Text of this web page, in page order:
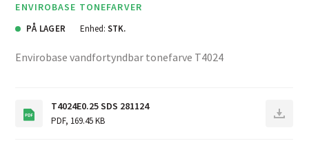
ENVIROBASE TONEFARVER
PÅ LAGER Enhed: STK.
Envirobase vandfortyndbar tonefarve T4024
T4024E0.25 SDS 281124
PDF, 169.45 KB